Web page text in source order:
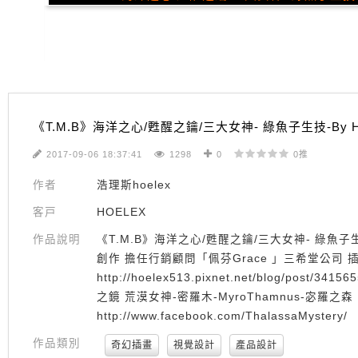
《T.M.B》海洋之心/甦醒之鑰/三大女神- 綠魚子生技-By
2017-09-06 18:37:41 1298 0 0推
作者 浩理斯hoelex
客戸 HOELEX
作品說明
《T.M.B》海洋之心/甦醒之鑰/三大女神- 綠魚
創作 擔任行銷顧問「佩芬Grace 」三希堂公司
http://hoelex513.pixnet.net/blog/post/
之鏡 荒漠女神-密羅木-MyroThamnus-宓羅之
http://www.facebook.com/ThalassaMystery/
作品類別 奇幻插畫 視覺設計 產品設計